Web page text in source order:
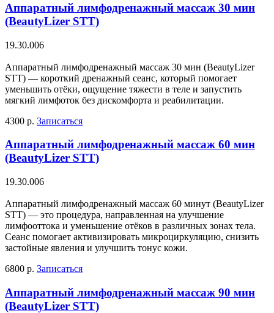
Аппаратный лимфодренажный массаж 30 мин
(BeautyLizer STT)
19.30.006
Аппаратный лимфодренажный массаж 30 мин (BeautyLizer
STT) — короткий дренажный сеанс, который помогает
уменьшить отёки, ощущение тяжести в теле и запустить
мягкий лимфоток без дискомфорта и реабилитации.
4300 р. Записаться
Аппаратный лимфодренажный массаж 60 мин
(BeautyLizer STT)
19.30.006
Аппаратный лимфодренажный массаж 60 минут (BeautyLizer
STT) — это процедура, направленная на улучшение
лимфооттока и уменьшение отёков в различных зонах тела.
Сеанс помогает активизировать микроциркуляцию, снизить
застойные явления и улучшить тонус кожи.
6800 р. Записаться
Аппаратный лимфодренажный массаж 90 мин
(BeautyLizer STT)